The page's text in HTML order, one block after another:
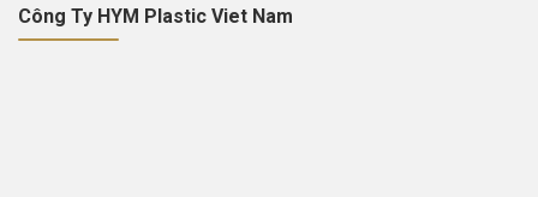
Công Ty HYM Plastic Viet Nam